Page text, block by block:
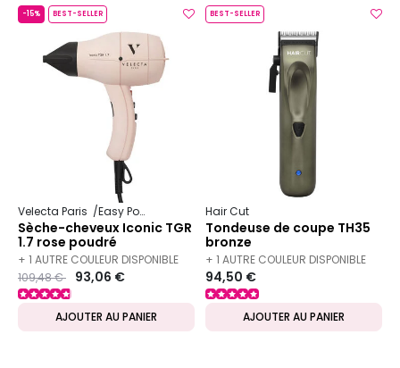
-15% BEST-SELLER
Velecta Paris Easy Power
Sèche-cheveux Iconic TGR
1.7 rose poudré
+ 1 AUTRE COULEUR DISPONIBLE
Prix ​​réduit de
109,48 €to 93,06 €
AJOUTER AU PANIER
BEST-SELLER
Hair Cut
Tondeuse de coupe TH35
bronze
+ 1 AUTRE COULEUR DISPONIBLE
94,50 €
AJOUTER AU PANIER